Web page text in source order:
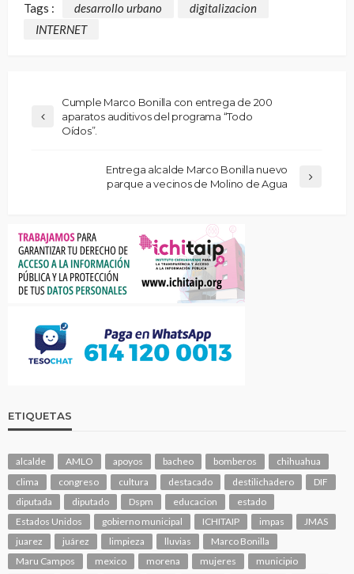
Tags : desarrollo urbano
digitalizacion
INTERNET
Cumple Marco Bonilla con entrega de 200
aparatos auditivos del programa “Todo
Oídos”.
Entrega alcalde Marco Bonilla nuevo
parque a vecinos de Molino de Agua
ETIQUETAS
alcalde AMLO apoyos bacheo bomberos
chihuahua
clima
congreso cultura destacado destilichadero
DIF
diputada
diputado Dspm educacion
estado
Estados Unidos
gobierno municipal ICHITAIP impas
JMAS
juarez
juárez limpieza lluvias
Marco Bonilla
Maru Campos
mexico morena mujeres
municipio